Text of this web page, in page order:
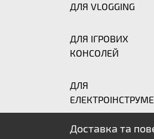
ДЛЯ VLOGGING
ДЛЯ ІГРОВИХ
КОНСОЛЕЙ
ДЛЯ
Доставка та